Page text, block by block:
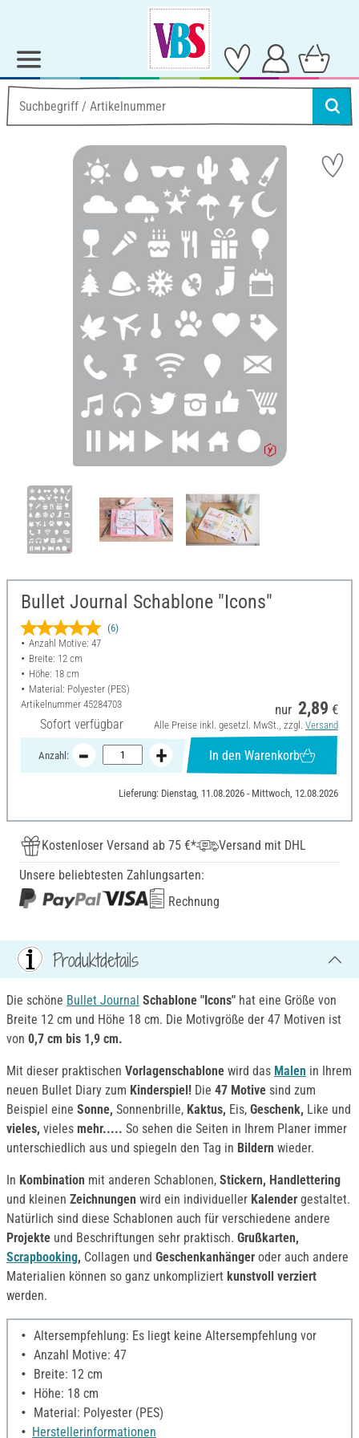
Bullet Journal Schablone "Icons"
(6)
Anzahl Motive: 47
Breite: 12 cm
Höhe: 18 cm
Material: Polyester (PES)
Artikelnummer 45284703
Sofort verfügbar
nur 2,89 €
Alle Preise inkl. gesetzl. MwSt., zzgl. Versand
Anzahl: In den Warenkorb
Lieferung: Dienstag, 11.08.2026 - Mittwoch, 12.08.2026
Kostenloser Versand ab 75 €*
Versand mit DHL
Unsere beliebtesten Zahlungsarten:
Rechnung
Produktdetails
Die schöne Bullet Journal Schablone "Icons" hat eine Größe von
Breite 12 cm und Höhe 18 cm. Die Motivgröße der 47 Motiven ist
von 0,7 cm bis 1,9 cm.
Mit dieser praktischen Vorlagenschablone wird das Malen in Ihrem
neuen Bullet Diary zum Kinderspiel! Die 47 Motive sind zum
Beispiel eine Sonne, Sonnenbrille, Kaktus, Eis, Geschenk, Like und
vieles, vieles mehr..... So sehen die Seiten in Ihrem Planer immer
unterschiedlich aus und spiegeln den Tag in Bildern wieder.
In Kombination mit anderen Schablonen, Stickern, Handlettering
und kleinen Zeichnungen wird ein individueller Kalender gestaltet.
Natürlich sind diese Schablonen auch für verschiedene andere
Projekte und Beschriftungen sehr praktisch. Grußkarten,
Scrapbooking, Collagen und Geschenkanhänger oder auch andere
Materialien können so ganz unkompliziert kunstvoll verziert
werden.
Altersempfehlung: Es liegt keine Altersempfehlung vor
Anzahl Motive: 47
Breite: 12 cm
Höhe: 18 cm
Material: Polyester (PES)
Herstellerinformationen